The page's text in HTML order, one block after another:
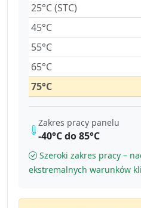
25°C (STC)
45°C
55°C
65°C
75°C
Zakres pracy panelu
-40°C do 85°C
Szeroki zakres pracy –
ekstremalnych warunków